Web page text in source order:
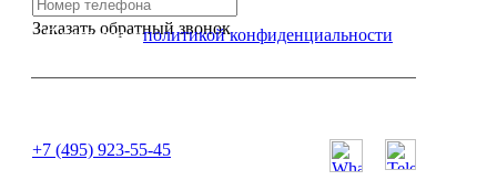
Заказать обратный звонок
Я согласен сполитикой конфиденциальности
+7 (495) 923-55-45